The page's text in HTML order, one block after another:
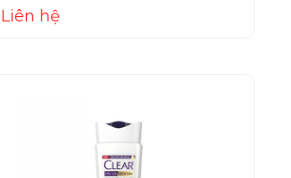
+ Tặng Gội Thảo Dược (70g)
Liên hệ